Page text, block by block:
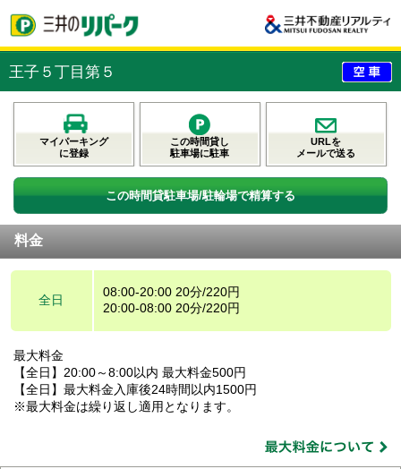
王子５丁目第５
マイパーキング
に登録
この時間貸し
駐車場に駐車
URLを
メールで送る
この時間貸駐車場/駐輪場で精算する
料金
全日
08:00-20:00 20分/220円
20:00-08:00 20分/220円
最大料金
【全日】20:00～8:00以内 最大料金500円
【全日】最大料金入庫後24時間以内1500円
※最大料金は繰り返し適用となります。